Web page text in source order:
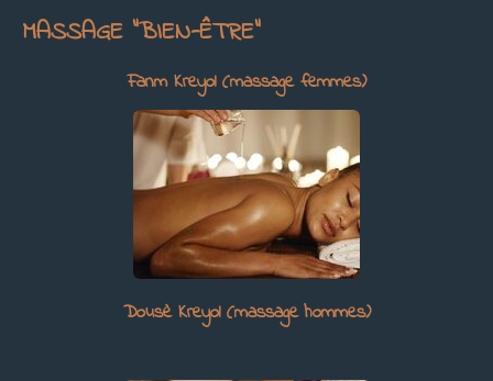
MASSAGE "BIEN-ÊTRE"
Fanm Kreyol (massage femmes)
Dousè Kreyol (massage hommes)